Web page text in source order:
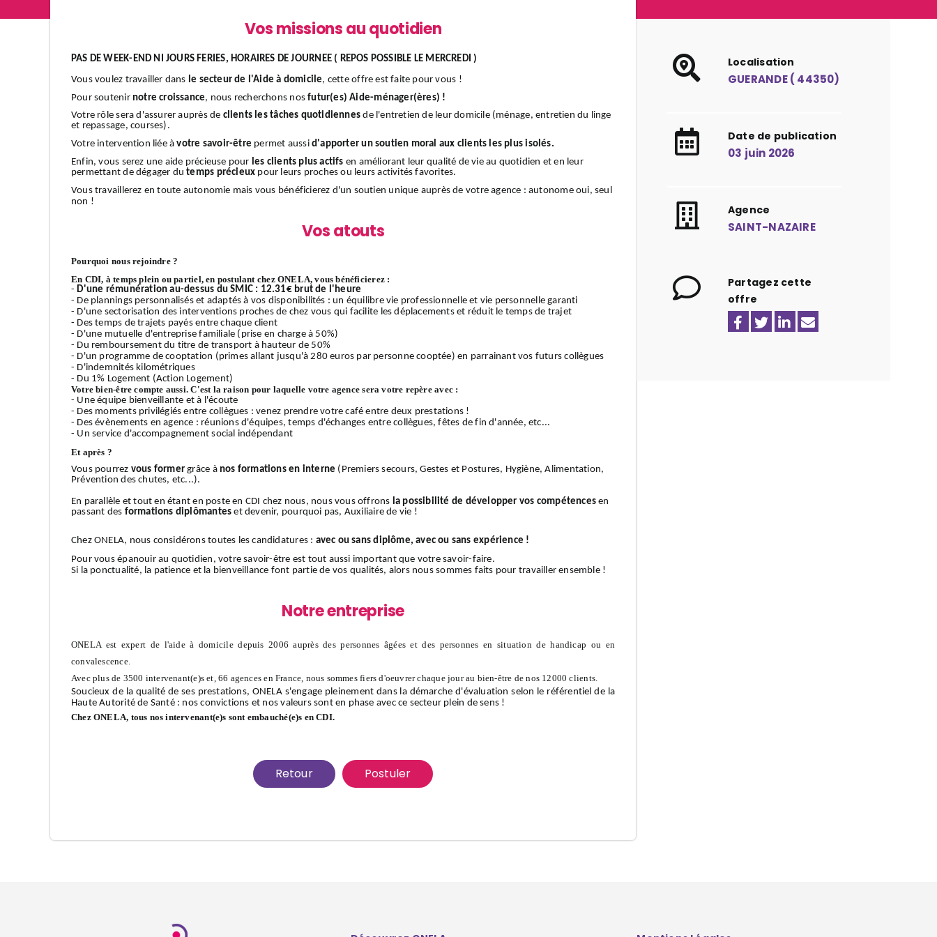
Localisation
GUERANDE ( 44350)
Date de publication
03 juin 2026
Agence
SAINT-NAZAIRE
Partagez cette
offre
Vos missions au quotidien
PAS DE WEEK-END NI JOURS FERIES, HORAIRES DE JOURNEE ( REPOS POSSIBLE LE MERCREDI )
Vous voulez travailler dans le secteur de l'Aide à domicile, cette offre est faite pour vous !
Pour soutenir notre croissance, nous recherchons nosfutur(es) Aide-ménager(ères) !
Votre rôle sera d'assurer auprès de clients les tâches quotidiennes de l'entretien de leur domicile (ménage, entretien du linge
et repassage, courses).
Votre intervention liée àvotre savoir-être permet aussi d'apporter un soutien moral aux clients les plus isolés.
Enfin, vous serez une aide précieuse pour les clients plus actifs en améliorant leur qualité de vie au quotidien et en leur
permettant de dégager dutemps précieux pour leurs proches ou leurs activités favorites.
Vous travaillerez en toute autonomie mais vous bénéficierez d'un soutien unique auprès de votre agence : autonome oui, seul
non !
Vos atouts
Pourquoi nous rejoindre ?
En CDI, à temps plein ou partiel, en postulant chez ONELA, vous bénéficierez :
- D'une rémunération au-dessus du SMIC : 12.31€ brut de l'heure
- De plannings personnalisés et adaptés à vos disponibilités : un équilibre vie professionnelle et vie personnelle garanti
- D'une sectorisation des interventions proches de chez vous qui facilite les déplacements et réduit le temps de trajet
- Des temps de trajets payés entre chaque client
- D'une mutuelle d'entreprise familiale (prise en charge à 50%)
- Du remboursement du titre de transport à hauteur de 50%
- D'un programme de cooptation (primes allant jusqu'à 280 euros par personne cooptée) en parrainant vos futurs collègues
- D'indemnités kilométriques
- Du 1% Logement (Action Logement)
Votre bien-être compte aussi. C'est la raison pour laquelle votre agence sera votre repère avec :
- Une équipe bienveillante et à l'écoute
- Des moments privilégiés entre collègues : venez prendre votre café entre deux prestations !
- Des évènements en agence : réunions d'équipes, temps d'échanges entre collègues, fêtes de fin d'année, etc...
- Un service d'accompagnement social indépendant
Et après ?
Vous pourrez vous former grâce à nos formations en interne (Premiers secours, Gestes et Postures, Hygiène, Alimentation,
Prévention des chutes, etc...).
En parallèle et tout en étant en poste en CDI chez nous, nous vous offrons la possibilité de développer vos compétences en
passant des formations diplômantes et devenir, pourquoi pas, Auxiliaire de vie !
Chez ONELA, nous considérons toutes les candidatures : avec ou sans diplôme, avec ou sans expérience !
Pour vous épanouir au quotidien, votre savoir-être est tout aussi important que votre savoir-faire.
Si la ponctualité, la patience et la bienveillance font partie de vos qualités, alors nous sommes faits pour travailler ensemble !
Notre entreprise
ONELA est expert de l'aide à domicile depuis 2006 auprès des personnes âgées et des personnes en situation de handicap ou en
convalescence.
Avec plus de 3500 intervenant(e)s et, 66 agences en France, nous sommes fiers d'oeuvrer chaque jour au bien-être de nos 12000 clients.
Soucieux de la qualité de ses prestations, ONELA s'engage pleinement dans la démarche d'évaluation selon le référentiel de la
Haute Autorité de Santé : nos convictions et nos valeurs sont en phase avec ce secteur plein de sens !
Chez ONELA, tous nos intervenant(e)s sont embauché(e)s en CDI.
Retour Postuler